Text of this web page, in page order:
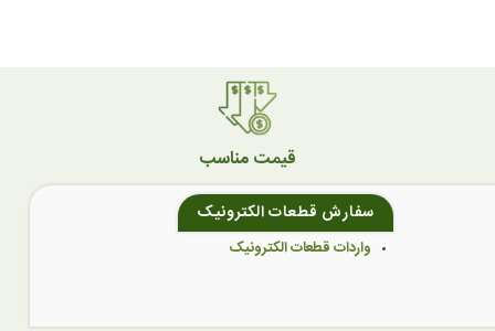
قیمت مناسب
سفارش قطعات الکترونیک
واردات قطعات الکترونیک